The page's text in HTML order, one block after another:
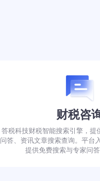
财税咨
答税科技财税智能搜索引擎，提
问答、资讯文章搜索查询。平台
提供免费搜索与专家问答